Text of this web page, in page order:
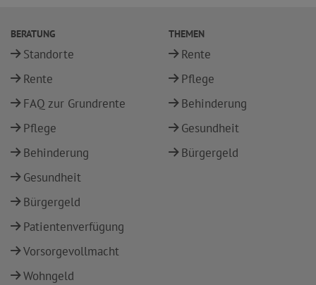
BERATUNG
Standorte
Rente
FAQ zur Grundrente
Pflege
Behinderung
Gesundheit
Bürgergeld
Patientenverfügung
Vorsorgevollmacht
Wohngeld
THEMEN
Rente
Pflege
Behinderung
Gesundheit
Bürgergeld